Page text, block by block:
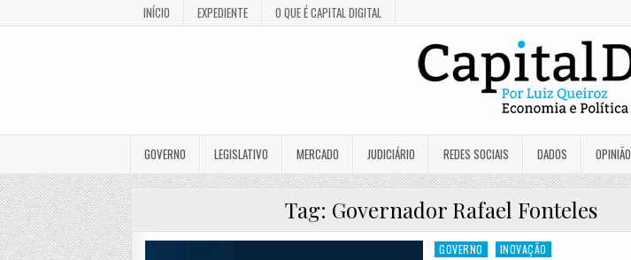
INÍCIO EXPEDIENTE O QUE É CAPITAL DIGITAL
GOVERNO LEGISLATIVO MERCADO JUDICIÁRIO REDES SOCIAIS DADOS OPINIÃO
Tag: Governador Rafael Fonteles
Posted
GOVERNO INOVAÇÃO